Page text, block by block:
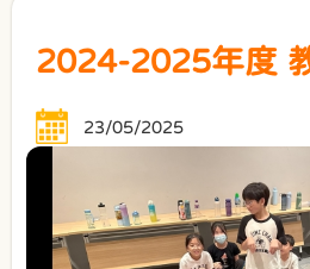
2024-2025年度
23/05/2025